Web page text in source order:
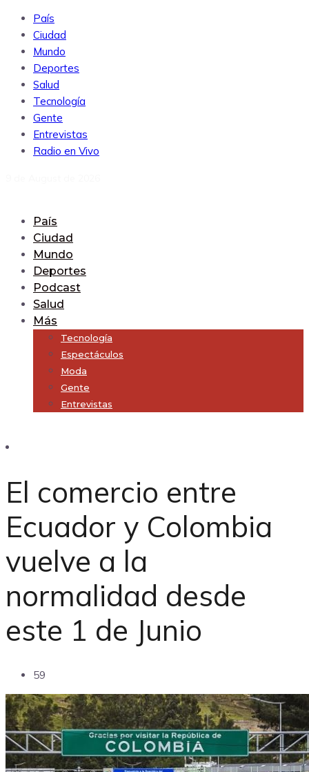
País
Ciudad
Mundo
Deportes
Salud
Tecnología
Gente
Entrevistas
Radio en Vivo
País
Ciudad
Mundo
Deportes
Podcast
Salud
Más
Tecnología
Espectáculos
Moda
Gente
Entrevistas
El comercio entre
Ecuador y Colombia
vuelve a la
normalidad desde
este 1 de Junio
59